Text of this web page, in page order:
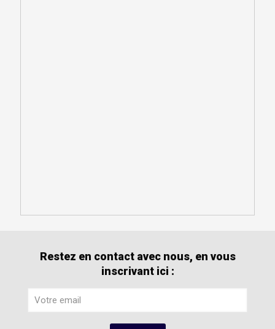
Restez en contact avec nous, en vous
inscrivant ici :